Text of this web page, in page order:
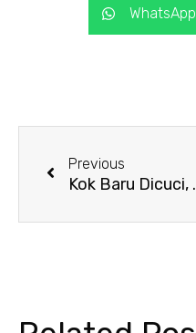
WhatsApp
Previous
Kok Baru
sprei? Jangan